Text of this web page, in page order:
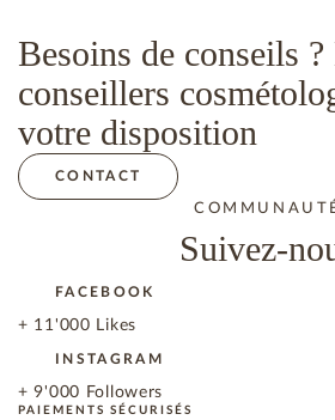
Besoins de conseils ?
conseillers
votre disposition
CONTACT
Suivez-
FACEBOOK
+ 11'000 Likes
INSTAGRAM
+ 9'000 Followers
PAIEMENTS SÉCURISÉS